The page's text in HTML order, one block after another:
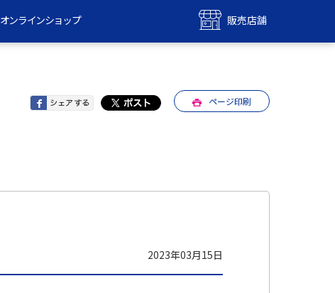
オンラインショップ 販売店舗
UQ WiMAX
ページ印刷
2023年03月15日